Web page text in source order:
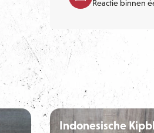
Reactie binnen
Indonesische